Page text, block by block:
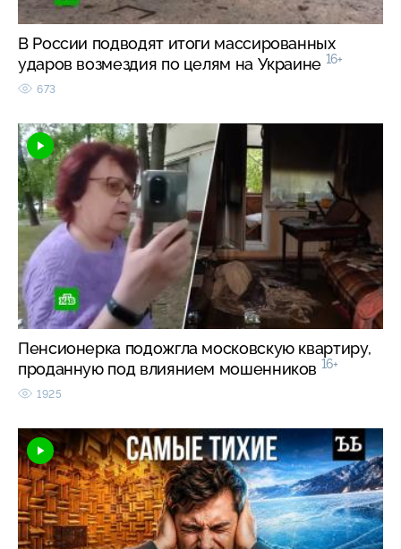
В России подводят итоги массированных
ударов возмездия по целям на Украине 16+
673
Пенсионерка подожгла московскую квартиру,
проданную под влиянием мошенников 16+
1925